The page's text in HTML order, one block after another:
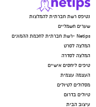
נטיפס רשת חברתית להמלצות
שערים חשמליים
Netips -רשת חברתית לחכמת ההמונים
המלצה לסרט
המלצה לסדרה
טיפים ליחסים אישיים
העצמה עצמית
מסלולים לטיולים
טיולים בדרום
עיצוב הבית